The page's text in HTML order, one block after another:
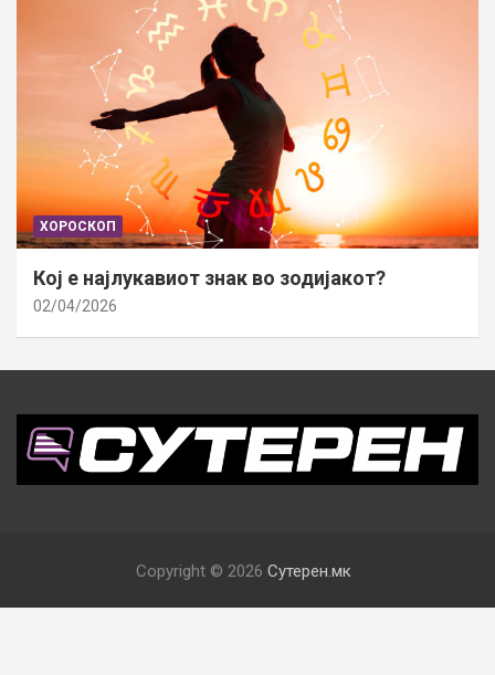
ХОРОСКОП
Кој е најлукавиот знак во зодијакот?
02/04/2026
Copyright © 2026 Сутерен.мк